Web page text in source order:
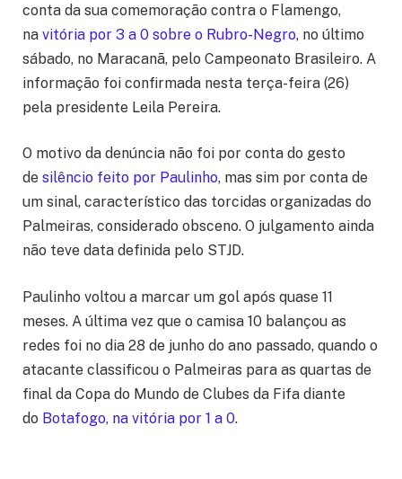
conta da sua comemoração contra o Flamengo,
na vitória por 3 a 0 sobre o Rubro-Negro, no último
sábado, no Maracanã, pelo Campeonato Brasileiro. A
informação foi confirmada nesta terça-feira (26)
pela presidente Leila Pereira.
O motivo da denúncia não foi por conta do gesto
de silêncio feito por Paulinho, mas sim por conta de
um sinal, característico das torcidas organizadas do
Palmeiras, considerado obsceno. O julgamento ainda
não teve data definida pelo STJD.
Paulinho voltou a marcar um gol após quase 11
meses. A última vez que o camisa 10 balançou as
redes foi no dia 28 de junho do ano passado, quando o
atacante classificou o Palmeiras para as quartas de
final da Copa do Mundo de Clubes da Fifa diante
do Botafogo, na vitória por 1 a 0.